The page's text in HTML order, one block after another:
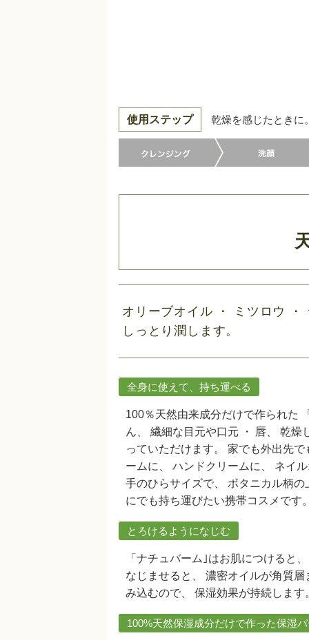
使用ステップ 乾燥を感じたときに
オリーブオイル ・ ミツロウ ・
しっとり潤します。
全身に使えて、持ち運べる
100％天然由来成分だけで作られた
ん、 繊細な目元や口元 ・ 唇、 乾
っていただけます。 家でも外出先
ームに、 ハンドクリームに、 ネイ
手のひらサイズで、 ボタニカル柄
にでも持ち運びたい携帯コスメです。
とろけるようになじむ
「ナチュバーム｣はお肌につけると
なじませると、 濃密オイルが角質
み込むので、 保湿効果が持続します
100%天然保湿成分だけで作った保湿バ